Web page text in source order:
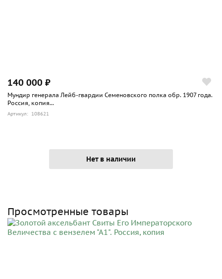
140 000 ₽
Мундир генерала Лейб-гвардии Семеновского полка обр. 1907 года.
Россия, копия...
Артикул: 108621
Нет в наличии
Просмотренные товары